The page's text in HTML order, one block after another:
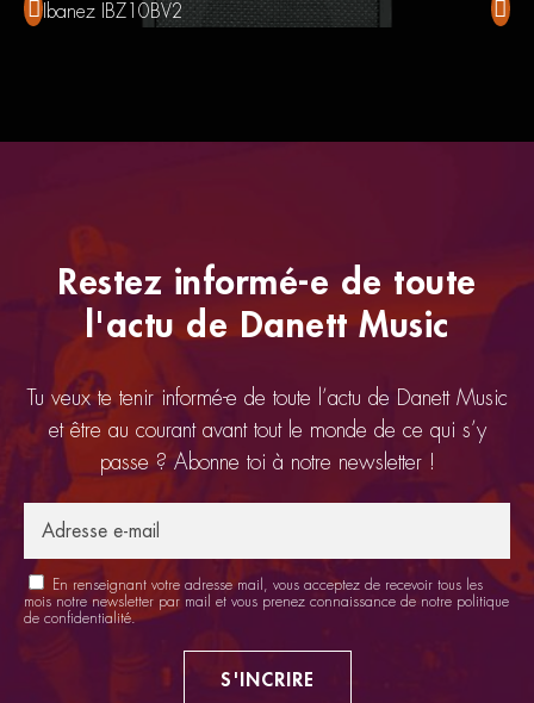
Ibanez IBZ10BV2 Koch
Restez informé-e de toute
l'actu de Danett Music
Tu veux te tenir informé-e de toute l’actu de Danett Music
et être au courant avant tout le monde de ce qui s’y
passe ? Abonne toi à notre newsletter !
En renseignant votre adresse mail, vous acceptez de recevoir tous les
mois notre newsletter par mail et vous prenez connaissance de notre politique
de confidentialité.
S'INCRIRE